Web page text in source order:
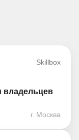
Skillbox
владельцев
г. Москва